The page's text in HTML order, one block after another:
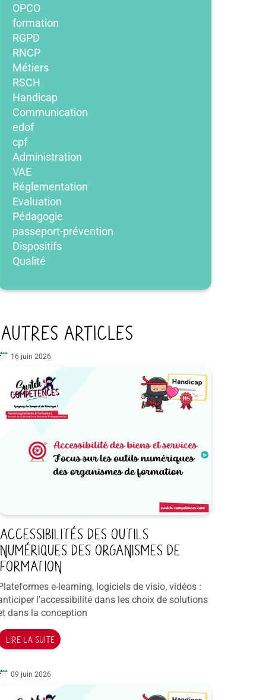
OPCO
formation
RGPD
RNCP
Métiers
RSCH
Handicap
Communication
edof
cpf
Administration
VAE
Réglementation
Evaluation
Pédagogie
passeport-prévention
Dispositifs
Qualité
AUTRES ARTICLES
16 juin 2026
ACCESSIBILITÉS DES OUTILS
NUMÉRIQUES DES ORGANISMES DE
FORMATION
e-learning, logiciels de visio, vidéos :
l'accessibilité dans les choix de solutions
dans la conception
LIRE LA SUITE
09 juin 2026